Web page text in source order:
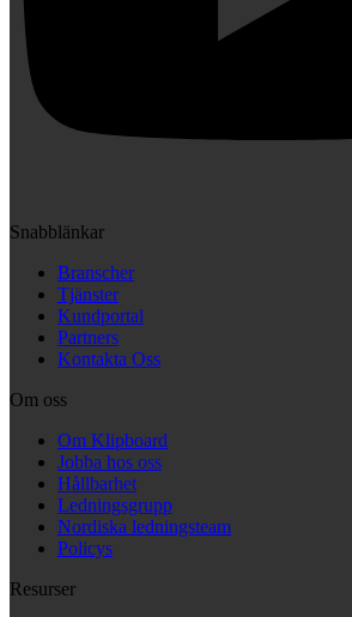
Snabblänkar
Branscher
Tjänster
Kundportal
Partners
Kontakta Oss
Om oss
Om Klipboard
Jobba hos oss
Hållbarhet
Ledningsgrupp
Nordiska ledningsteam
Policys
Resurser